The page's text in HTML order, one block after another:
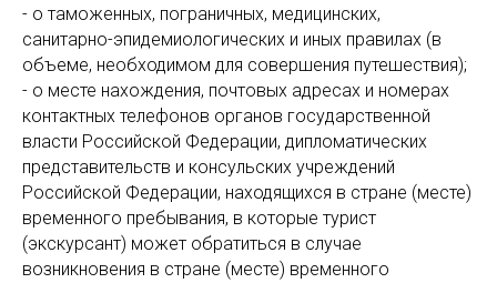
- о таможенных, пограничных, медицинских,
санитарно-эпидемиологических и иных правилах (в
объеме, необходимом для совершения путешествия);
- о месте нахождения, почтовых адресах и номерах
контактных телефонов органов государственной
власти Российской Федерации, дипломатических
представительств и консульских учреждений
Российской Федерации, находящихся в стране (месте)
временного пребывания, в которые турист
(экскурсант) может обратиться в случае
возникновения в стране (месте) временного